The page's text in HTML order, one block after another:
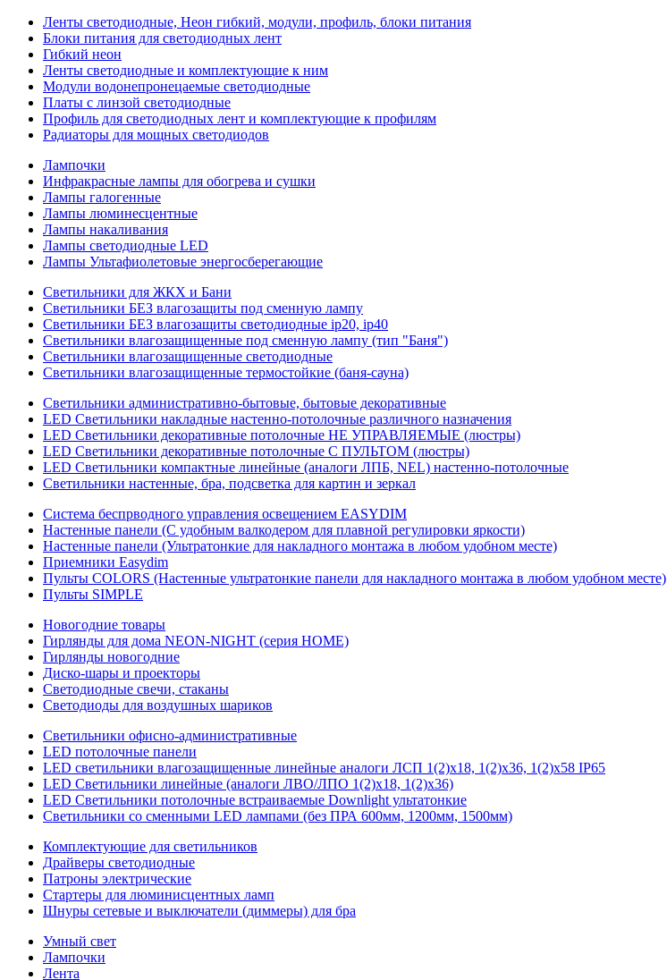
Ленты светодиодные, Неон гибкий, модули, профиль, блоки питания
Блоки питания для светодиодных лент
Гибкий неон
Ленты светодиодные и комплектующие к ним
Модули водонепронецаемые светодиодные
Платы с линзой светодиодные
Профиль для светодиодных лент и комплектующие к профилям
Радиаторы для мощных светодиодов
Лампочки
Инфракрасные лампы для обогрева и сушки
Лампы галогенные
Лампы люминесцентные
Лампы накаливания
Лампы светодиодные LED
Лампы Ультафиолетовые энергосберегающие
Светильники для ЖКХ и Бани
Светильники БЕЗ влагозащиты под сменную лампу
Светильники БЕЗ влагозащиты светодиодные ip20, ip40
Светильники влагозащищенные под сменную лампу (тип "Баня")
Светильники влагозащищенные светодиодные
Светильники влагозащищенные термостойкие (баня-сауна)
Светильники административно-бытовые, бытовые декоративные
LED Cветильники накладные настенно-потолочные различного назначения
LED Светильники декоративные потолочные НЕ УПРАВЛЯЕМЫЕ (люстры)
LED Светильники декоративные потолочные С ПУЛЬТОМ (люстры)
LED Светильники компактные линейные (аналоги ЛПБ, NEL) настенно-потолочные
Светильники настенные, бра, подсветка для картин и зеркал
Система беспрводного управления освещением EASYDIM
Настенные панели (С удобным валкодером для плавной регулировки яркости)
Настенные панели (Ультратонкие для накладного монтажа в любом удобном месте)
Приемники Easydim
Пульты COLORS (Настенные ультратонкие панели для накладного монтажа в любом удобном месте)
Пульты SIMPLE
Новогодние товары
Гирлянды для дома NEON-NIGHT (серия HOME)
Гирлянды новогодние
Диско-шары и проекторы
Светодиодные свечи, стаканы
Светодиоды для воздушных шариков
Светильники офисно-административные
LED потолочные панели
LED светильники влагозащищенные линейные аналоги ЛСП 1(2)х18, 1(2)х36, 1(2)х58 IP65
LED Светильники линейные (аналоги ЛВО/ЛПО 1(2)х18, 1(2)х36)
LED Светильники потолочные встраиваемые Downlight ультатонкие
Светильники со сменными LED лампами (без ПРА 600мм, 1200мм, 1500мм)
Комплектующие для светильников
Драйверы светодиодные
Патроны электрические
Стартеры для люминисцентных ламп
Шнуры сетевые и выключатели (диммеры) для бра
Умный свет
Лампочки
Лента